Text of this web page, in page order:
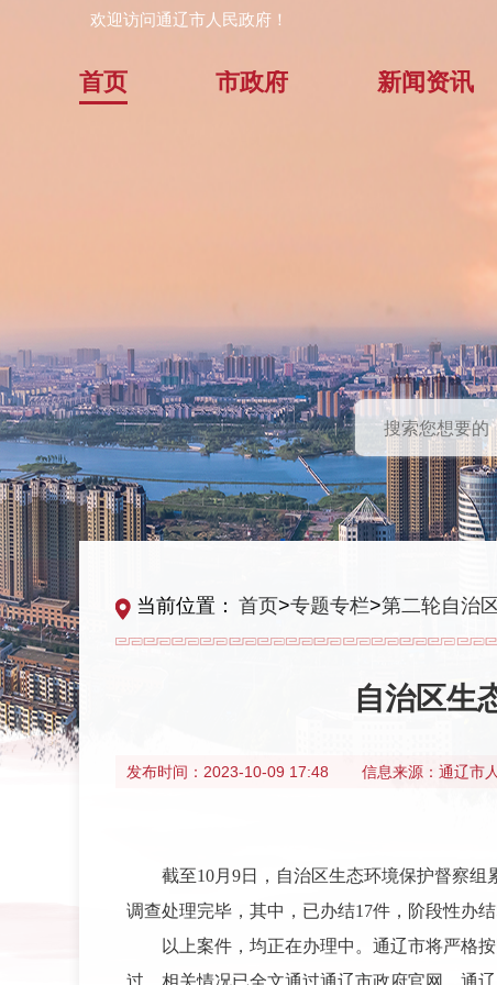
欢迎访问通辽市人民政府！
首页 市政府 新闻资讯
当前位置： 首页>专题专栏>第二轮自治
自治区生
发布时间： 2023-10-09 17:48 信息来源： 通辽市
截至10月9日，自治区生态环境保护督察
调查处理完毕，其中，已办结17件，阶段性办结
以上案件，均正在办理中。通辽市将严格
过。相关情况已全文通过通辽市政府官网、通辽